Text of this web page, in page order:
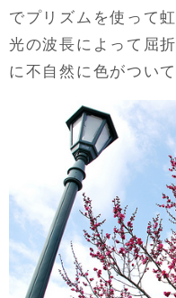
でプリズムを使って
光の波長によって屈
に不自然に色がつい